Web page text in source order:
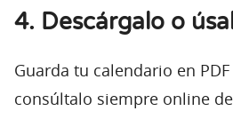
4. Descárgalo o
Guarda tu calendario en
consúltalo siempre online